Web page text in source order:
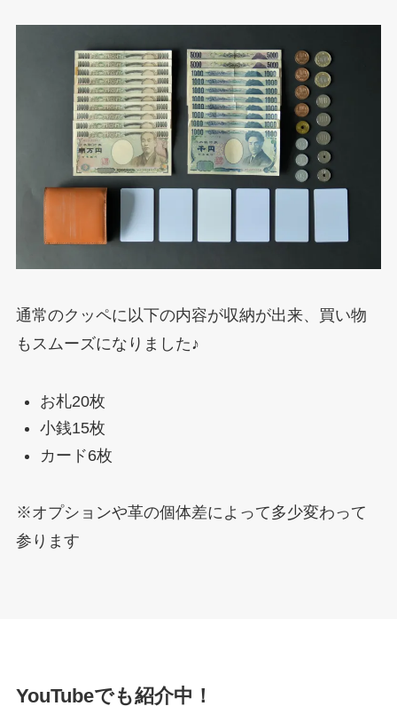
通常のクッペに以下の内容が収納が出来、買い物
もスムーズになりました♪
お札20枚
小銭15枚
カード6枚
※オプションや革の個体差によって多少変わって
参ります
YouTubeでも紹介中！